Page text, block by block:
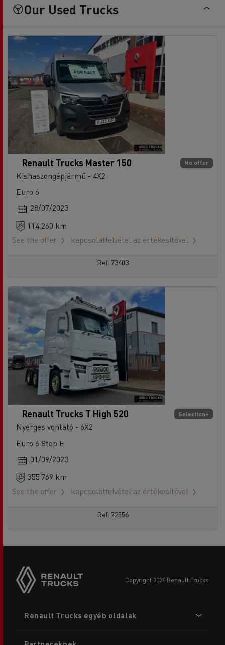
Our Used Trucks
No offer
Renault Trucks Master 150
Kishaszongépjármű - 4X2
Euro 6
28/07/2023
114 260 km
See the offer
kapcsolatfelvétel az értékesítővel
Ref: 73403
Selection+
Renault Trucks T High 520
Nyerges vontató - 6X2
Euro 6 Step E
01/09/2023
355 769 km
See the offer
kapcsolatfelvétel az értékesítővel
Ref: 72556
copyright 2026 Renault Trucks
menu
Renault Trucks egyéb oldalak